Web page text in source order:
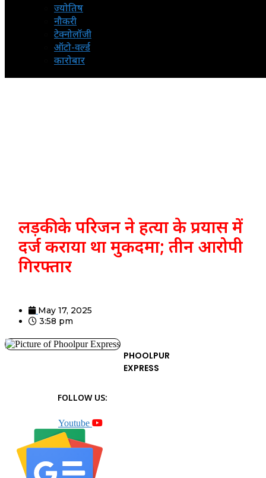
ज्योतिष
नौकरी
टेक्नोलॉजी
ऑटो-वर्ल्ड
कारोबार
लड़की के परिजन ने हत्या के प्रयास में
दर्ज कराया था मुकदमा; तीन आरोपी
गिरफ्तार
May 17, 2025
3:58 pm
PHOOLPUR
EXPRESS
FOLLOW US:
Youtube